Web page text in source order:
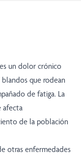
un dolor crónico
que rodean
de fatiga. La
afecta
de la población
otras enfermedades